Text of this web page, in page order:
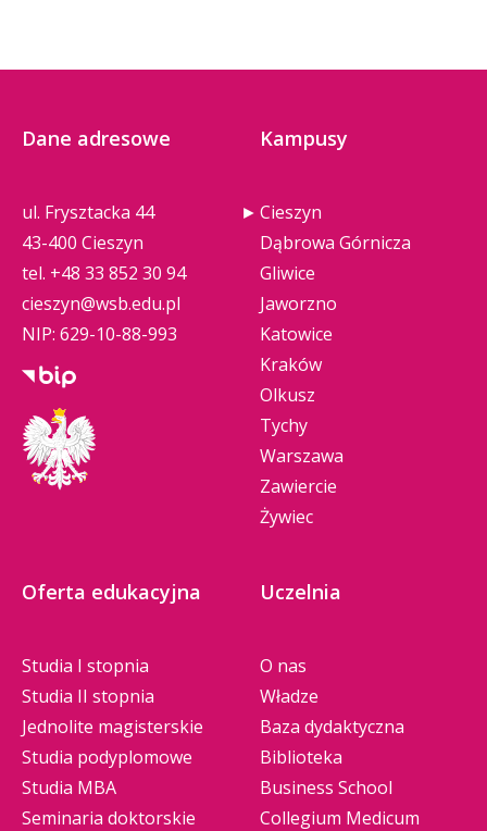
Dane adresowe
ul. Frysztacka 44
43-400 Cieszyn
tel. +48 33 852 30 94
cieszyn@wsb.edu.pl
NIP: 629-10-88-993
Kampusy
Cieszyn
Dąbrowa Górnicza
Gliwice
Jaworzno
Katowice
Kraków
Olkusz
Tychy
Warszawa
Zawiercie
Żywiec
Oferta edukacyjna
Studia I stopnia
Studia II stopnia
Jednolite magisterskie
Studia podyplomowe
Studia MBA
Seminaria doktorskie
Uczelnia
O nas
Władze
Baza dydaktyczna
Biblioteka
Business School
Collegium Medicum